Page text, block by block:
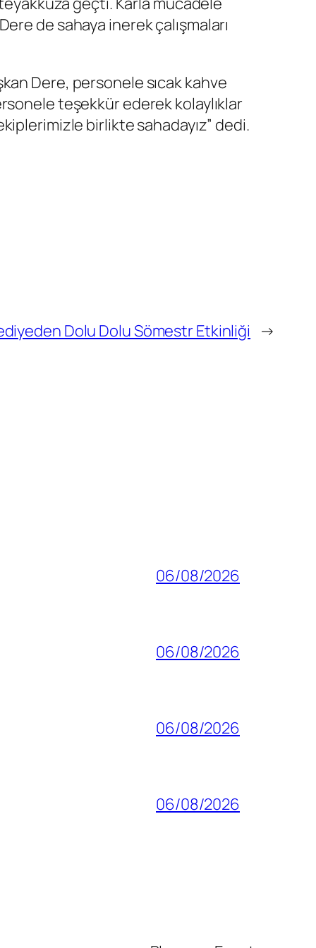
de sahaya inerek çalışmaları
Dere, personele sıcak kahve
teşekkür ederek kolaylıklar
birlikte sahadayız” dedi.
Dolu Dolu Sömestr Etkinliği →
06/08/2026
06/08/2026
06/08/2026
06/08/2026